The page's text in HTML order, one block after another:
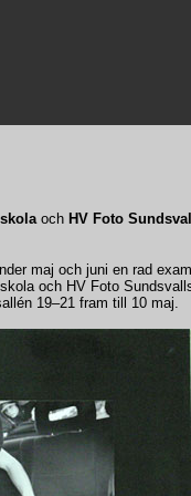
och HV Foto
maj och juni en rad
och HV Foto
19–21 fram till 10 maj.